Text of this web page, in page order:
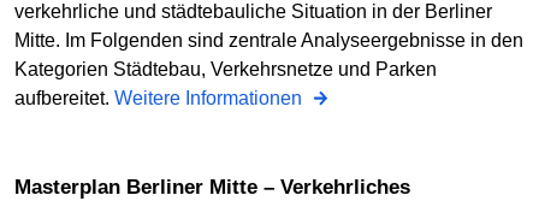
verkehrliche und städtebauliche Situation in der Berliner
Mitte. Im Folgenden sind zentrale Analyseergebnisse in den
Kategorien Städtebau, Verkehrsnetze und Parken
aufbereitet. Weitere Informationen
Masterplan Berliner Mitte – Verkehrliches